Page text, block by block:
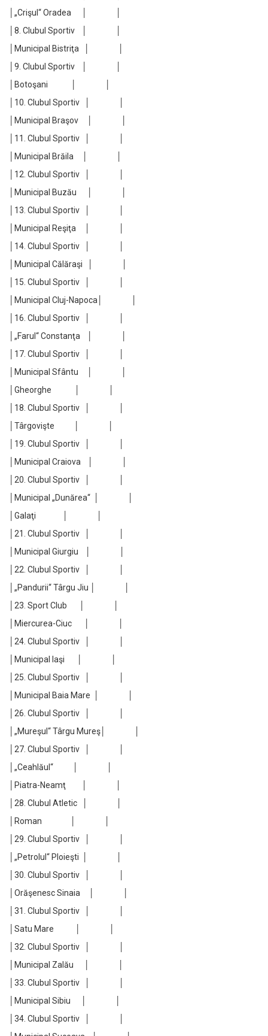
│„Crişul“ Oradea │ │
│8. Clubul Sportiv │ │
│Municipal Bistriţa │ │
│9. Clubul Sportiv │ │
│Botoşani │ │
│10. Clubul Sportiv │ │
│Municipal Braşov │ │
│11. Clubul Sportiv │ │
│Municipal Brăila │ │
│12. Clubul Sportiv │ │
│Municipal Buzău │ │
│13. Clubul Sportiv │ │
│Municipal Reşiţa │ │
│14. Clubul Sportiv │ │
│Municipal Călăraşi │ │
│15. Clubul Sportiv │ │
│Municipal Cluj-Napoca│ │
│16. Clubul Sportiv │ │
│„Farul“ Constanţa │ │
│17. Clubul Sportiv │ │
│Municipal Sfântu │ │
│Gheorghe │ │
│18. Clubul Sportiv │ │
│Târgovişte │ │
│19. Clubul Sportiv │ │
│Municipal Craiova │ │
│20. Clubul Sportiv │ │
│Municipal „Dunărea“ │ │
│Galaţi │ │
│21. Clubul Sportiv │ │
│Municipal Giurgiu │ │
│22. Clubul Sportiv │ │
│„Pandurii“ Târgu Jiu │ │
│23. Sport Club │ │
│Miercurea-Ciuc │ │
│24. Clubul Sportiv │ │
│Municipal Iaşi │ │
│25. Clubul Sportiv │ │
│Municipal Baia Mare │ │
│26. Clubul Sportiv │ │
│„Mureşul“ Târgu Mureş│ │
│27. Clubul Sportiv │ │
│„Ceahlăul“ │ │
│Piatra-Neamţ │ │
│28. Clubul Atletic │ │
│Roman │ │
│29. Clubul Sportiv │ │
│„Petrolul“ Ploieşti │ │
│30. Clubul Sportiv │ │
│Orăşenesc Sinaia │ │
│31. Clubul Sportiv │ │
│Satu Mare │ │
│32. Clubul Sportiv │ │
│Municipal Zalău │ │
│33. Clubul Sportiv │ │
│Municipal Sibiu │ │
│34. Clubul Sportiv │ │